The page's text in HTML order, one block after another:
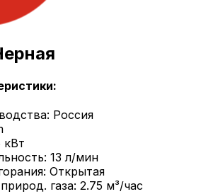
Россия
кВт
13 л/мин
Открытая
газа: 2.75 м³/час